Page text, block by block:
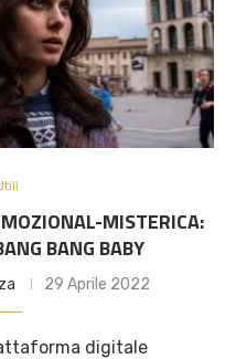
MISTERICA:
BANG BABY
29 Aprile 2022
digitale